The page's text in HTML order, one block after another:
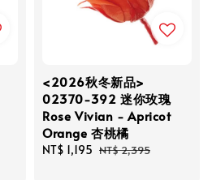
<2026秋冬新品>
02370-392 迷你玫瑰
Rose Vivian - Apricot
Orange 杏桃橘
Sale
NT$ 1,195 Regular
NT$ 2,395